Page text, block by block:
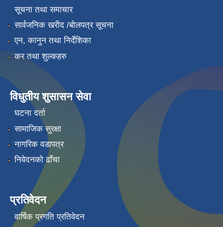
सूचना तथा समाचार
सार्वजनिक खरीद /बोलपत्र सूचना
एन, कानुन तथा निर्देशिका
कर तथा शुल्कहरु
विधुतीय शुसासन सेवा
घटना दर्ता
सामाजिक सुरक्षा
नागरिक वडापत्र
निवेदनको ढाँचा
प्रतिवेदन
वार्षिक प्रगति प्रतिवेदन